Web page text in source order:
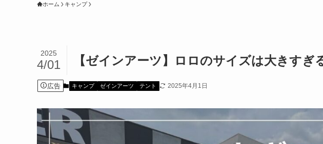
ホーム キャンプ
【ゼインアーツ】ロロのサイズは大きすぎ
2025
4/01
広告 キャンプ ゼインアーツ テント 2025年4月1日